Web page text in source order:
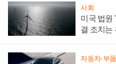
사회
미국 법원
결 조치는
자동차·부품